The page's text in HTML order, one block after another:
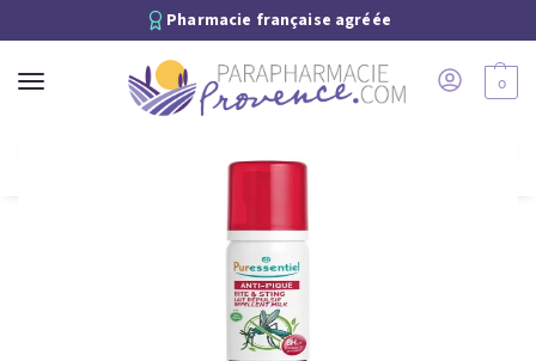
Pharmacie française agréée
0